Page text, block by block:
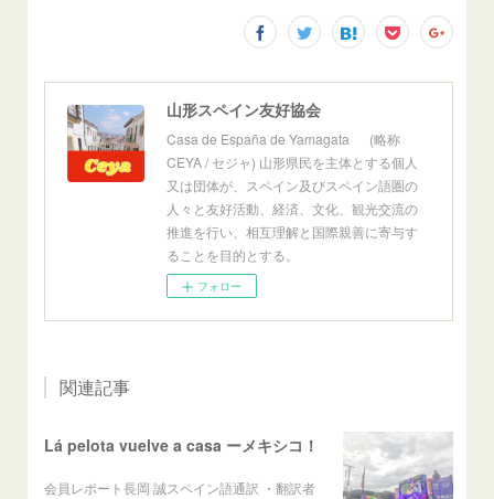
山形スペイン友好協会
Casa de España de Yamagata (略称
CEYA / セジャ) 山形県民を主体とする個人
又は団体が、スペイン及びスペイン語圏の
人々と友好活動、経済、文化、観光交流の
推進を行い、相互理解と国際親善に寄与す
ることを目的とする。
フォロー
関連記事
Lá pelota vuelve a casa ーメキシコ！
会員レポート長岡 誠スペイン語通訳 ・翻訳者